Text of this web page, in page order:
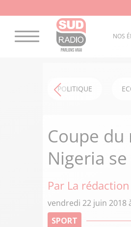
NOS
POLITIQUE
Coupe du
Nigeria
Par La rédaction
vendredi 22 juin 2018
SPORT